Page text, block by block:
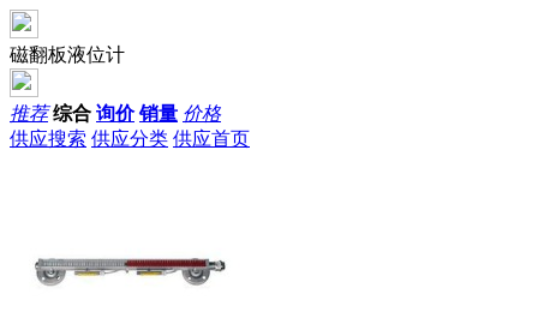
磁翻板液位计
推荐 综合 询价 销量 价格
供应搜索 供应分类 供应首页